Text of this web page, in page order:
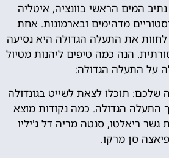
המים הראשי בוונציה, איטליה
מדהימים ובארמונות. אחת
לחוות את התעלה הגדולה היא נסיעה
הנה כמה טיפים ליהנות מטיול
על התעלה הגדולה:
שלכם: תוכלו לצאת לשייט בגונדולה
התעלה הגדולה. כמה נקודות מוצא
גשר ריאלטו, סנטה מריה דל ג'יליו
סן מרקו.